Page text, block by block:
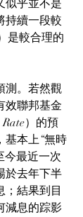
似乎並不是
持續一段較
是較合理的
測。若然觀
效聯邦基金
）的預
基本上“無時
今最近一次
於去年下半
；結果到目
減息的踪影